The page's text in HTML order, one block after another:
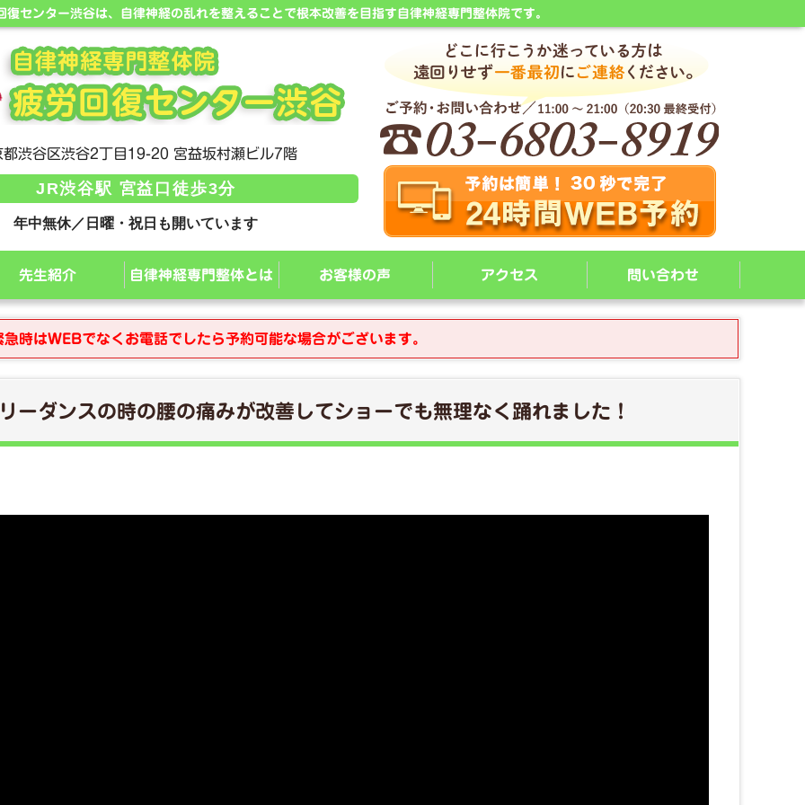
センター渋谷は、自律神経の乱れを整えることで根本改善を目指す自律神経専門整体院です。
都渋谷区渋谷2丁目19-20 宮益坂村瀬ビル7階
JR渋谷駅 宮益口徒歩3分
年中無休／日曜・祝日も開いています
先生紹介 自律神経専門整体とは お客様の声 アクセス 問い合わせ
時はWEBでなくお電話でしたら予約可能な場合がございます。
ーダンスの時の腰の痛みが改善してショーでも無理なく踊れました！